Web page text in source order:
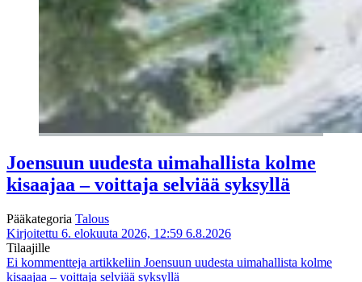
Joensuun uudesta uimahallista kolme
kisaajaa – voittaja selviää syksyllä
Pääkategoria Talous
Kirjoitettu 6. elokuuta 2026, 12:59 6.8.2026
Tilaajille
Ei kommentteja artikkeliin Joensuun uudesta uimahallista kolme
kisaajaa – voittaja selviää syksyllä